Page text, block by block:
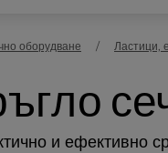
и ефективно
оборудване Ластици,